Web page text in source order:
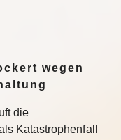
wegen
die
Katastrophenfall